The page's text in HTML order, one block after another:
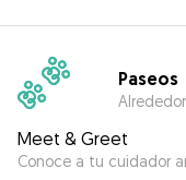
Paseos
Meet & Greet
Conoce a tu cuidador